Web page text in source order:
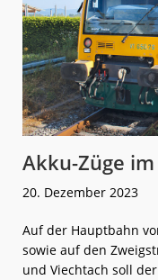
Akku-Züge
20. Dezember 2023
Auf der Hauptbahn
sowie auf den
und Viechtach soll